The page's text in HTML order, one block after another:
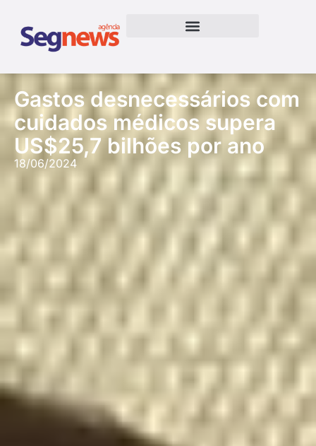
Gastos desnecessários com
cuidados médicos supera
US$25,7 bilhões por ano
18/06/2024